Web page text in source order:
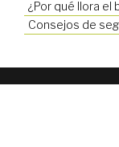
¿Por qué llora el
Consejos de